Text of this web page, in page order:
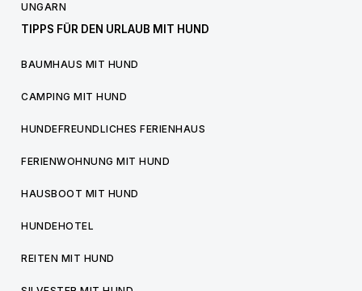
UNGARN
TIPPS FÜR DEN URLAUB MIT HUND
BAUMHAUS MIT HUND
CAMPING MIT HUND
HUNDEFREUNDLICHES FERIENHAUS
FERIENWOHNUNG MIT HUND
HAUSBOOT MIT HUND
HUNDEHOTEL
REITEN MIT HUND